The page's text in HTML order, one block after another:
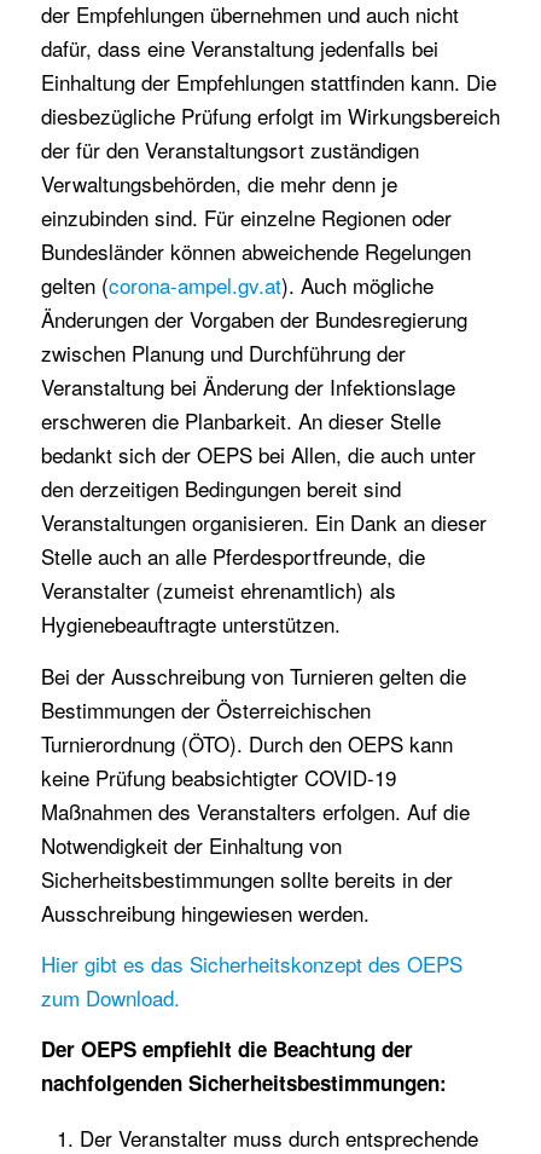
der Empfehlungen übernehmen und auch nicht
dafür, dass eine Veranstaltung jedenfalls bei
Einhaltung der Empfehlungen stattfinden kann. Die
diesbezügliche Prüfung erfolgt im Wirkungsbereich
der für den Veranstaltungsort zuständigen
Verwaltungsbehörden, die mehr denn je
einzubinden sind. Für einzelne Regionen oder
Bundesländer können abweichende Regelungen
gelten (corona-ampel.gv.at). Auch mögliche
Änderungen der Vorgaben der Bundesregierung
zwischen Planung und Durchführung der
Veranstaltung bei Änderung der Infektionslage
erschweren die Planbarkeit. An dieser Stelle
bedankt sich der OEPS bei Allen, die auch unter
den derzeitigen Bedingungen bereit sind
Veranstaltungen organisieren. Ein Dank an dieser
Stelle auch an alle Pferdesportfreunde, die
Veranstalter (zumeist ehrenamtlich) als
Hygienebeauftragte unterstützen.
Bei der Ausschreibung von Turnieren gelten die
Bestimmungen der Österreichischen
Turnierordnung (ÖTO). Durch den OEPS kann
keine Prüfung beabsichtigter COVID-19
Maßnahmen des Veranstalters erfolgen. Auf die
Notwendigkeit der Einhaltung von
Sicherheitsbestimmungen sollte bereits in der
Ausschreibung hingewiesen werden.
Hier gibt es das Sicherheitskonzept des OEPS
zum Download.
Der OEPS empfiehlt die Beachtung der
nachfolgenden Sicherheitsbestimmungen:
Der Veranstalter muss durch entsprechende